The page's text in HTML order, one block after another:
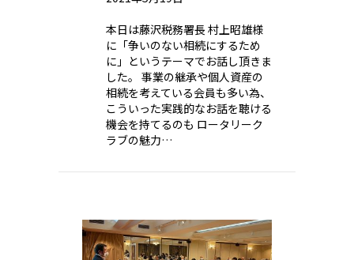
本日は藤沢税務署長 村上昭雄様
に「争いのない相続にするため
に」というテーマでお話し頂きま
した。 事業の継承や個人資産の
相続を考えている会員も多い為、
こういった実践的なお話を聴ける
機会を持てるのも ロータリーク
ラブの魅力…